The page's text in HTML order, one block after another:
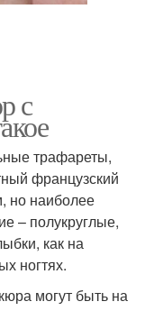
с
трафареты,
французский
но наиболее
– полукруглые,
как на
ногтях.
могут быть на